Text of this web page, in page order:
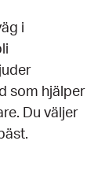
i
som hjälper
Du väljer